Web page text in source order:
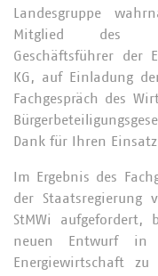
Landesgruppe
Mitglied des
Geschäftsführer der
KG, auf Einladung
Fachgespräch des
Dank für Ihren
Im Ergebnis des
der Staatsregierung
StMWi aufgefordert,
neuen Entwurf in
Energiewirtschaft